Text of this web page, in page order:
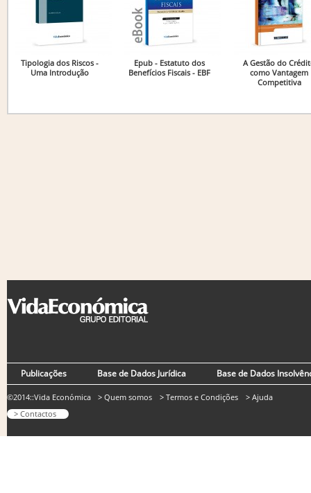
Tipologia dos Riscos -
Uma Introdução
Epub - Estatuto dos
Benefícios Fiscais - EBF
A Gestão do
como Vantagem
Competitiva
Publicações Base de Dados Jurídica Base de Dados
©2014::Vida Económica
> Contactos
> Quem somos > Termos e Condições > Ajuda